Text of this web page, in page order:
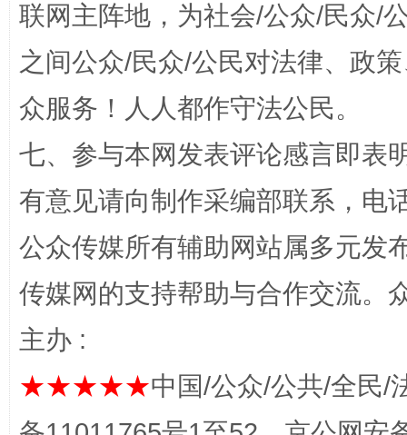
联网主阵地，为社会/公众/民众/
之间公众/民众/公民对法律、政
众服务！人人都作守法公民。
七、参与本网发表评论感言即表
有意见请向制作采编部联系，电
公众传媒所有辅助网站属多元发
传媒网的支持帮助与合作交流。
主办 :
★★★★★中国/公众/公共/全民/